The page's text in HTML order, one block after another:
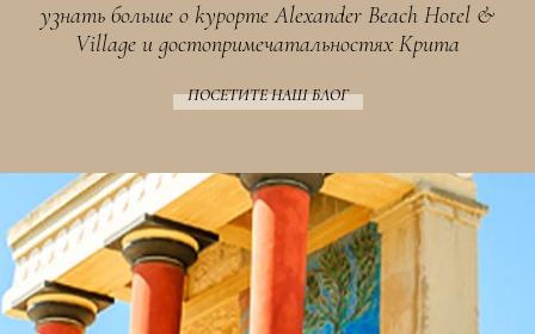
узнать больше о курорте Alexander Beach Hotel &
Village и достопримечатальностях Крита
ПОСЕТИТЕ НАШ БЛОГ